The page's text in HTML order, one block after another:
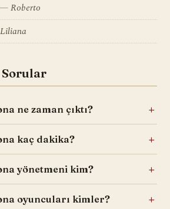
Roberto
Liliana
Sorular
ne zaman çıktı?
kaç dakika?
yönetmeni kim?
oyuncuları kimler?